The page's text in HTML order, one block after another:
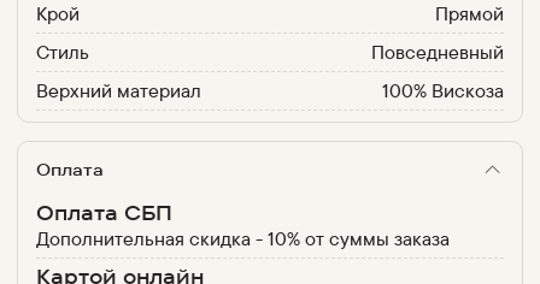
Крой
Прямой
Стиль
Повседневный
Верхний материал
100% Вискоза
Оплата
Оплата СБП
Дополнительная скидка - 10% от суммы заказа
Картой онлайн